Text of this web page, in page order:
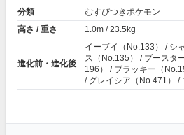
分類
むすびつきポケモン
高さ / 重さ
1.0m / 23.5kg
進化前・進化後
イーブイ（No.133） / シ
ス（No.135） / ブースタ
196） / ブラッキー（
/ グレイシア（No.471） /